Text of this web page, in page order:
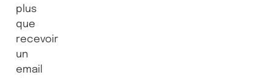
plus
que
recevoir
un
email